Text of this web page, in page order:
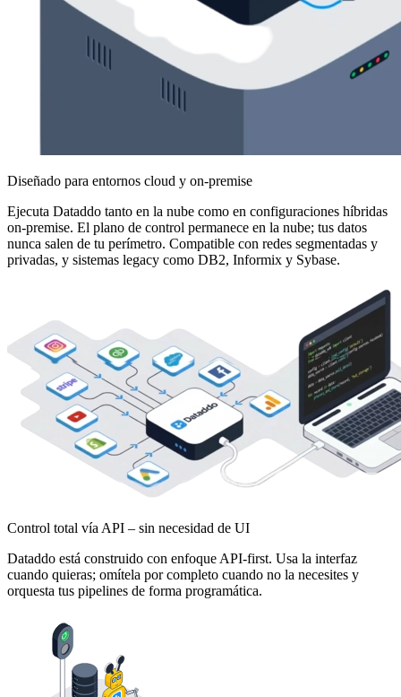
Diseñado para entornos cloud y on-premise
Ejecuta Dataddo tanto en la nube como en configuraciones híbridas
on-premise. El plano de control permanece en la nube; tus datos
nunca salen de tu perímetro. Compatible con redes segmentadas y
privadas, y sistemas legacy como DB2, Informix y Sybase.
Control total vía API – sin necesidad de UI
Dataddo está construido con enfoque API-first. Usa la interfaz
cuando quieras; omítela por completo cuando no la necesites y
orquesta tus pipelines de forma programática.